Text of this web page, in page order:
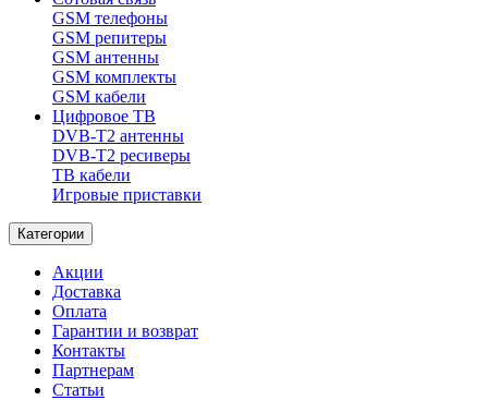
GSM телефоны
GSM репитеры
GSM антенны
GSM комплекты
GSM кабели
Цифровое ТВ
DVB-T2 антенны
DVB-T2 ресиверы
ТВ кабели
Игровые приставки
Категории
Акции
Доставка
Оплата
Гарантии и возврат
Контакты
Партнерам
Статьи